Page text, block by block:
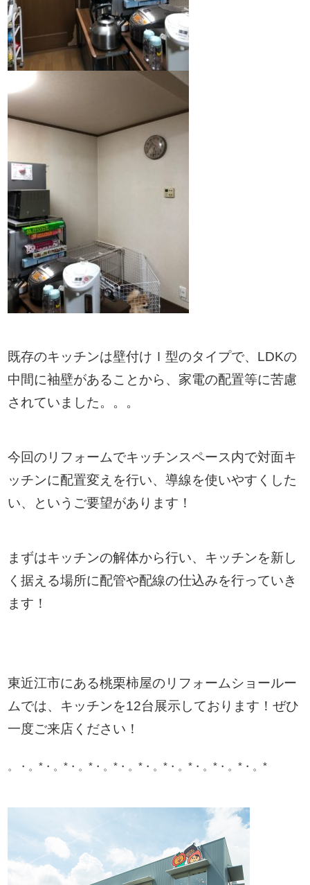
既存のキッチンは壁付けＩ型のタイプで、LDKの
中間に袖壁があることから、家電の配置等に苦慮
されていました。。。
今回のリフォームでキッチンスペース内で対面キ
ッチンに配置変えを行い、導線を使いやすくした
い、というご要望があります！
まずはキッチンの解体から行い、キッチンを新し
く据える場所に配管や配線の仕込みを行っていき
ます！
東近江市にある桃栗柿屋のリフォームショールー
ムでは、キッチンを12台展示しております！ぜひ
一度ご来店ください！
。・。*・。*・。*・。*・。*・。*・。*・。*・。*・。*